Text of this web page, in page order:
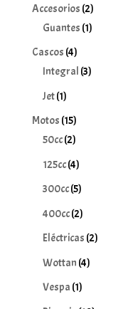
Accesorios 22
productos
Guantes 11
Cascos 44
productos
Integral 33
Jet 11
producto
Motos 1515
productos
50cc 22
productos
125cc 44
productos
300cc 55
productos
400cc 22
productos
Eléctricas 22
Wottan 44
Vespa 11
producto